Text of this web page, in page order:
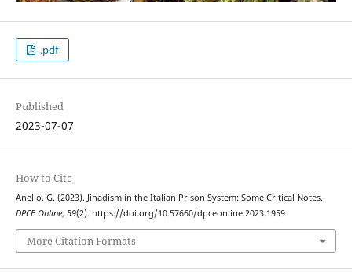
.pdf
Published
2023-07-07
How to Cite
Anello, G. (2023). Jihadism in the Italian Prison System: Some Critical Notes.
DPCE Online, 59(2). https://doi.org/10.57660/dpceonline.2023.1959
More Citation Formats